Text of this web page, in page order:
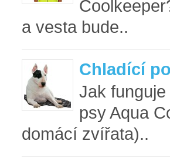
a vesta bude..
Chladící
Jak
psy Aqua
domácí zvířata)..